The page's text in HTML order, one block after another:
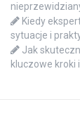
Kiedy
sytuacje i
Jak
kluczowe kroki